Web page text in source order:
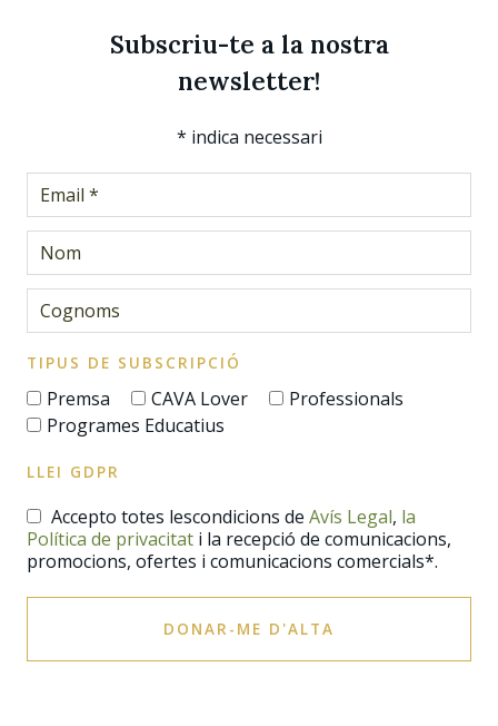
Subscriu-te a la nostra
newsletter!
* indica necessari
TIPUS DE SUBSCRIPCIÓ
Premsa CAVA Lover
Professionals
Programes Educatius
LLEI GDPR
Accepto totes lescondicions de Avís Legal, la
Política de privacitat i la recepció de comunicacions,
promocions, ofertes i comunicacions comercials*.
DONAR-ME D'ALTA